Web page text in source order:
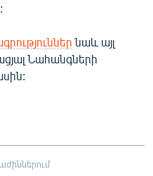
նաև այլ
Նահանգների